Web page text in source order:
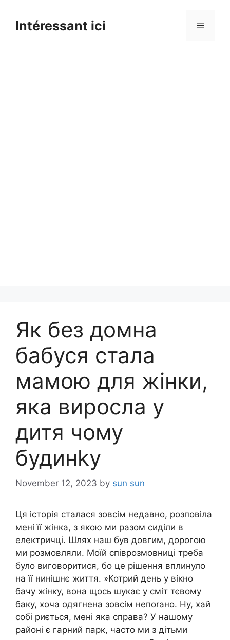
contentIntéressant ici Menu
Як без домна
бабуся стала
мамою для жінки,
яка виросла у
дитя чому
будинkу
November 12, 2023 by sun sun
Ця історія сталася зовсім недавно, розповіла
мені її жінка, з якою ми разом сиділи в
електричці. Шлях наш був довгим, дорогою
ми розмовляли. Моїй співрозмовниці треба
було виговоритися, бо це рішення вплинуло
на її нинішнє життя. »Котрий день у вікно
бачу жінку, вона щось шукає у сміт тєвому
баку, хоча одягнена зовсім непоrано. Ну, хай
собі риється, мені яка справа? У нашому
районі є гарний парк, часто ми з дітьми